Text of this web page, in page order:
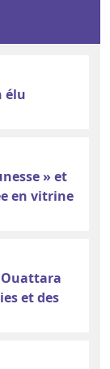
élu
» et
en vitrine
Ouattara
et des